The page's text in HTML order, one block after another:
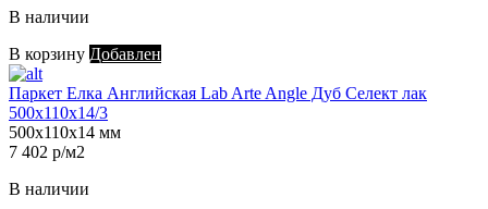
В наличии
В корзину Добавлен
Паркет Елка Английская Lab Arte Angle Дуб Селект лак
500х110х14/3
500х110х14 мм
7 402 р/м2
В наличии